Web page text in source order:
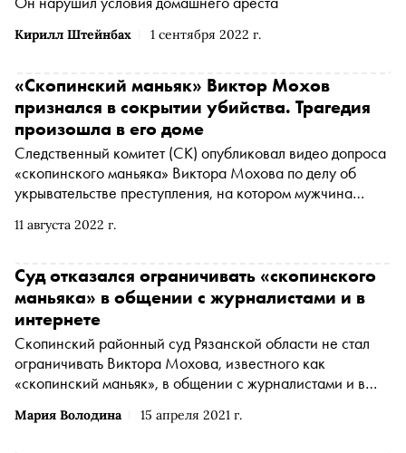
Кирилл Штейнбах 1 сентября 2022 г.
11 августа 2022 г.
«Скопинский маньяк» Виктор Мохов
признался в сокрытии убийства. Трагедия
произошла в его доме
Следственный комитет (СК) опубликовал видео допроса
«скопинского маньяка» Виктора Мохова по делу об
укрывательстве преступления, на котором мужчина
канале СК
Мария Володина 15 апреля 2021 г.
Суд отказался ограничивать «скопинского
маньяка» в общении с журналистами и в
интернете
Скопинский районный суд Рязанской области не стал
ограничивать Виктора Мохова, известного как
«скопинский маньяк», в общении с журналистами и в
суда. Ввести новые ограничения для Мохова ранее